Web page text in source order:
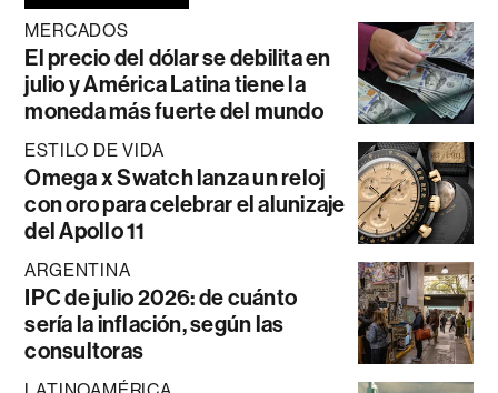
MERCADOS
El precio del dólar se debilita en
julio y América Latina tiene la
moneda más fuerte del mundo
ESTILO DE VIDA
Omega x Swatch lanza un reloj
con oro para celebrar el alunizaje
del Apollo 11
ARGENTINA
IPC de julio 2026: de cuánto
sería la inflación, según las
consultoras